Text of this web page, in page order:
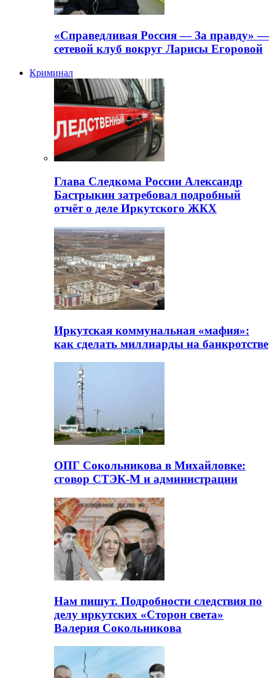
«Справедливая Россия — За правду» —
сетевой клуб вокруг Ларисы Егоровой
Криминал
Глава Следкома России Александр
Бастрыкин затребовал подробный
отчёт о деле Иркутского ЖКХ
Иркутская коммунальная «мафия»:
как сделать миллиарды на банкротстве
ОПГ Сокольникова в Михайловке:
сговор СТЭК-М и администрации
Нам пишут. Подробности следствия по
делу иркутских «Сторон света»
Валерия Сокольникова